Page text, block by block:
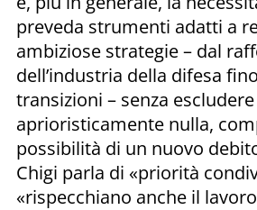
preveda strumenti adatti a
ambiziose strategie – dal
dell’industria della difesa
transizioni – senza escludere
aprioristicamente nulla,
possibilità di un nuovo
Chigi parla di «priorità
«rispecchiano anche il lavoro